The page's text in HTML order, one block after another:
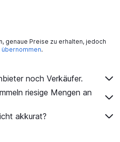
genaue Preise zu erhalten, jedoch
.
noch Verkäufer.
riesige Mengen an
akkurat?